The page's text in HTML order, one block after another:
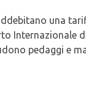
una
Internazionale
pedaggi e